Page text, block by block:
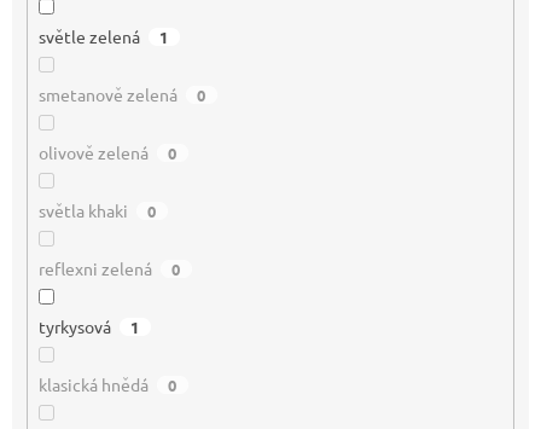
světle zelená 1
smetanově zelená 0
olivově zelená 0
světla khaki 0
reflexni zelená 0
tyrkysová 1
klasická hnědá 0